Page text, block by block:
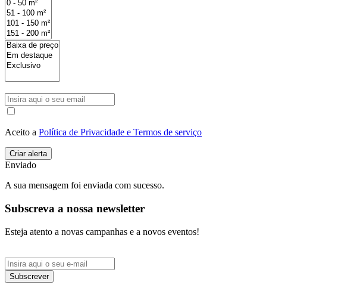
Aceito a Política de Privacidade e Termos de serviço
Enviado
A sua mensagem foi enviada com sucesso.
Subscreva a nossa newsletter
Esteja atento a novas campanhas e a novos eventos!